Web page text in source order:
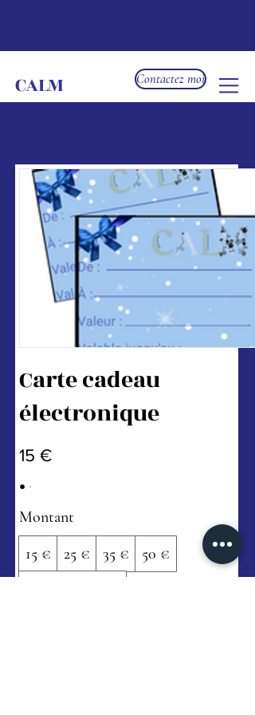
CALM Contactez moi
Carte cadeau
électronique
15 €
Montant
15 €
25 € 35 €
50 €